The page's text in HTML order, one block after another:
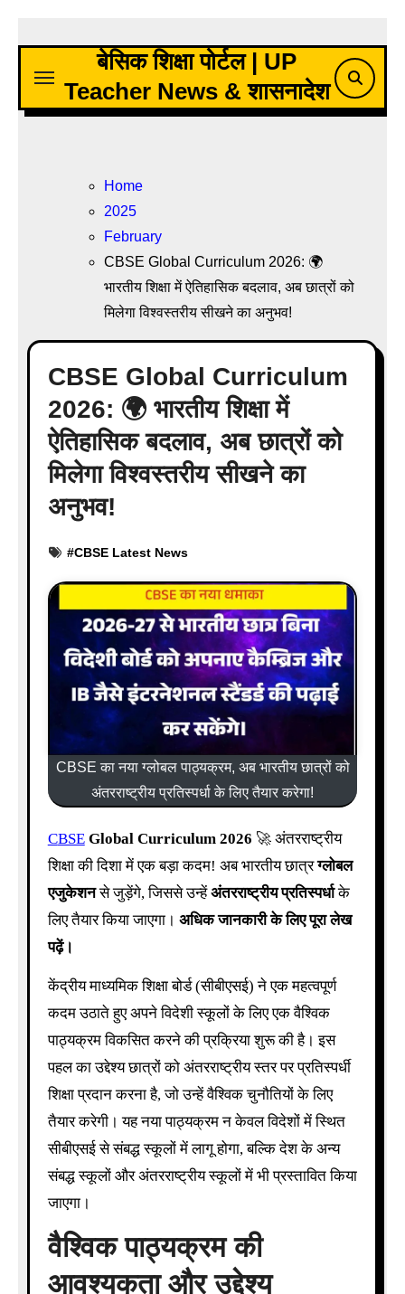
content
बेसिक शिक्षा पोर्टल | UP
Teacher News & शासनादेश
Home
2025
February
CBSE Global Curriculum 2026: 🌍
भारतीय शिक्षा में ऐतिहासिक बदलाव, अब छात्रों को
मिलेगा विश्वस्तरीय सीखने का अनुभव!
CBSE Global Curriculum
2026: 🌍 भारतीय शिक्षा में
ऐतिहासिक बदलाव, अब छात्रों को
मिलेगा विश्वस्तरीय सीखने का
अनुभव!
#CBSE Latest News
CBSE का नया ग्लोबल पाठ्यक्रम, अब भारतीय छात्रों को
अंतरराष्ट्रीय प्रतिस्पर्धा के लिए तैयार करेगा!
CBSE Global Curriculum 2026 🚀 अंतरराष्ट्रीय
शिक्षा की दिशा में एक बड़ा कदम! अब भारतीय छात्रग्लोबल
एजुकेशनसे जुड़ेंगे, जिससे उन्हेंअंतरराष्ट्रीय प्रतिस्पर्धाके
लिए तैयार किया जाएगा। अधिक जानकारी के लिए पूरा लेख
पढ़ें।
केंद्रीय माध्यमिक शिक्षा बोर्ड (सीबीएसई) ने एक महत्वपूर्ण
कदम उठाते हुए अपने विदेशी स्कूलों के लिए एक वैश्विक
पाठ्यक्रम विकसित करने की प्रक्रिया शुरू की है। इस
पहल का उद्देश्य छात्रों को अंतरराष्ट्रीय स्तर पर प्रतिस्पर्धी
शिक्षा प्रदान करना है, जो उन्हें वैश्विक चुनौतियों के लिए
तैयार करेगी। यह नया पाठ्यक्रम न केवल विदेशों में स्थित
सीबीएसई से संबद्ध स्कूलों में लागू होगा, बल्कि देश के अन्य
संबद्ध स्कूलों और अंतरराष्ट्रीय स्कूलों में भी प्रस्तावित किया
जाएगा।
वैश्विक पाठ्यक्रम की
आवश्यकता और उद्देश्य